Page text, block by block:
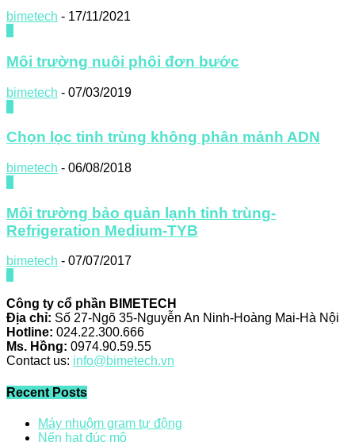
bimetech - 17/11/2021
Môi trường nuôi phôi đơn bước
bimetech - 07/03/2019
Chọn lọc tinh trùng không phân mảnh ADN
bimetech - 06/08/2018
Môi trường bảo quản lạnh tinh trùng-
Refrigeration Medium-TYB
bimetech - 07/07/2017
Công ty cổ phần BIMETECH
Địa chỉ: Số 27-Ngõ 35-Nguyễn An Ninh-Hoàng Mai-Hà Nội
Hotline: 024.22.300.666
Ms. Hồng: 0974.90.59.55
Contact us: info@bimetech.vn
Recent Posts
Máy nhuộm gram tự động
Nến hạt đúc mô